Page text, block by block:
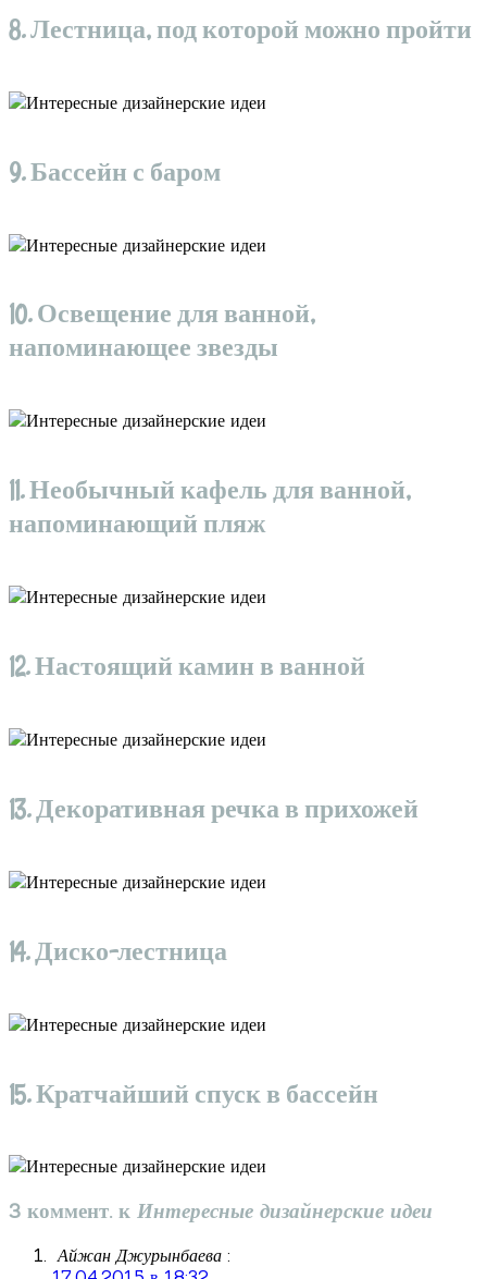
8. Лестница, под которой можно пройти
9. Бассейн с баром
10. Освещение для ванной,
напоминающее звезды
11. Необычный кафель для ванной,
напоминающий пляж
12. Настоящий камин в ванной
13. Декоративная речка в прихожей
14. Диско-лестница
15. Кратчайший спуск в бассейн
3 коммент. к Интересные дизайнерские идеи
Айжан Джурынбаева :